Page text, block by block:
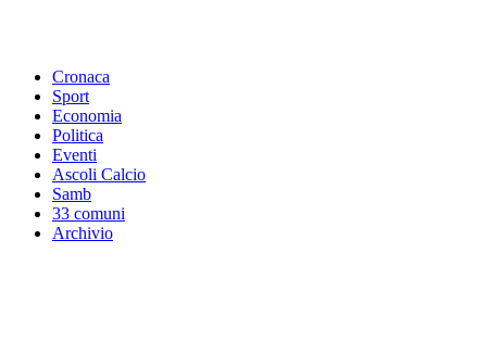
Cronaca
Sport
Economia
Politica
Eventi
Ascoli Calcio
Samb
33 comuni
Archivio